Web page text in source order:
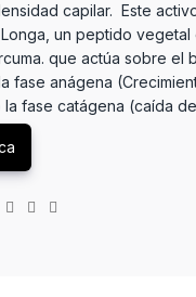
capilar. Este
un peptido
que actúa sobre el
fase anágena
fase catágena (caída